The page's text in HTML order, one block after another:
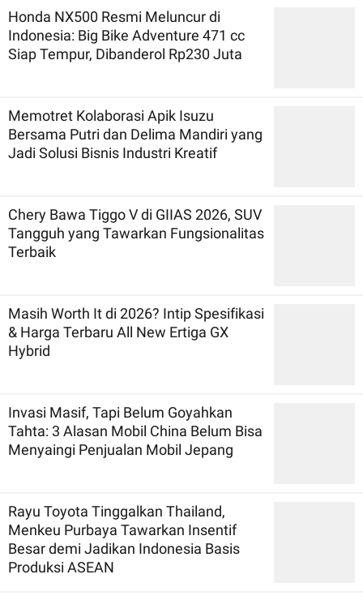
Honda NX500 Resmi Meluncur di
Indonesia: Big Bike Adventure 471 cc
Siap Tempur, Dibanderol Rp230 Juta
Memotret Kolaborasi Apik Isuzu
Bersama Putri dan Delima Mandiri yang
Jadi Solusi Bisnis Industri Kreatif
Chery Bawa Tiggo V di GIIAS 2026, SUV
Tangguh yang Tawarkan Fungsionalitas
Terbaik
Masih Worth It di 2026? Intip Spesifikasi
& Harga Terbaru All New Ertiga GX
Hybrid
Invasi Masif, Tapi Belum Goyahkan
Tahta: 3 Alasan Mobil China Belum Bisa
Menyaingi Penjualan Mobil Jepang
Rayu Toyota Tinggalkan Thailand,
Menkeu Purbaya Tawarkan Insentif
Besar demi Jadikan Indonesia Basis
Produksi ASEAN